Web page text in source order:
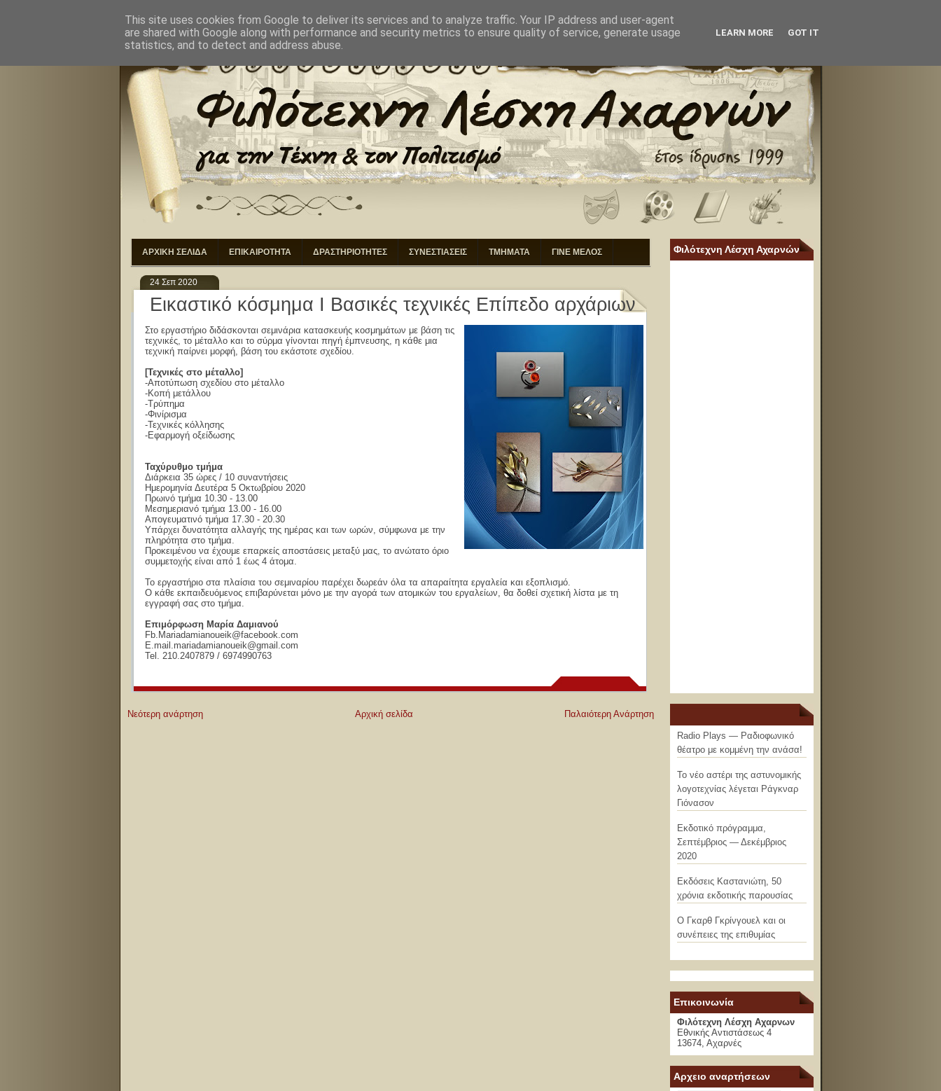
ΑΡΧΙΚΗ ΣΚΟΠΟΙ ΔΙΟΙΚΗΣΗ ΕΠΙΚΟΙΝΩΝΙΑ
ΑΡΧΙΚΗ ΣΕΛΙΔΑ ΕΠΙΚΑΙΡΟΤΗΤΑ ΔΡΑΣΤΗΡΙΟΤΗΤΕΣ ΣΥΝΕΣΤΙΑΣΕΙΣ ΤΜΗΜΑΤΑ ΓΙΝΕ ΜΕΛΟΣ
24 Σεπ 2020
Εικαστικό κόσμημα I Βασικές τεχνικές Επίπεδο αρχάριων
Στο εργαστήριο διδάσκονται σεμινάρια κατασκευής κοσμημάτων με βάση τις
τεχνικές, το μέταλλο και το σύρμα γίνονται πηγή έμπνευσης, η κάθε μια
τεχνική παίρνει μορφή, βάση του εκάστοτε σχεδίου.
[Τεχνικές στο μέταλλο]
-Αποτύπωση σχεδίου στο μέταλλο
-Κοπή μετάλλου
-Τρύπημα
-Φινίρισμα
-Τεχνικές κόλλησης
-Εφαρμογή οξείδωσης
Ταχύρυθμο τμήμα
Διάρκεια 35 ώρες / 10 συναντήσεις
Ημερομηνία Δευτέρα 5 Οκτωβρίου 2020
Πρωινό τμήμα 10.30 - 13.00
Μεσημεριανό τμήμα 13.00 - 16.00
Απογευματινό τμήμα 17.30 - 20.30
Υπάρχει δυνατότητα αλλαγής της ημέρας και των ωρών, σύμφωνα με την
πληρότητα στο τμήμα.
Προκειμένου να έχουμε επαρκείς αποστάσεις μεταξύ μας, το ανώτατο όριο
συμμετοχής είναι από 1 έως 4 άτομα.
Το εργαστήριο στα πλαίσια του σεμιναρίου παρέχει δωρεάν όλα τα απαραίτητα εργαλεία και εξοπλισμό.
Ο κάθε εκπαιδευόμενος επιβαρύνεται μόνο με την αγορά των ατομικών του εργαλείων, θα δοθεί σχετική λίστα με τη
εγγραφή σας στο τμήμα.
Επιμόρφωση Μαρία Δαμιανού
Fb.Mariadamianoueik@facebook.com
E.mail.mariadamianoueik@gmail.com
Tel. 210.2407879 / 6974990763
Νεότερη ανάρτηση Παλαιότερη Ανάρτηση
Αρχική σελίδα
Φιλότεχνη Λέσχη Αχαρνών
Radio Plays — Ραδιοφωνικό
θέατρο με κομμένη την ανάσα!
Το νέο αστέρι της αστυνομικής
λογοτεχνίας λέγεται Ράγκναρ
Γιόνασον
Εκδοτικό πρόγραμμα,
Σεπτέμβριος — Δεκέμβριος
2020
Εκδόσεις Καστανιώτη, 50
χρόνια εκδοτικής παρουσίας
Ο Γκαρθ Γκρίνγουελ και οι
συνέπειες της επιθυμίας
Επικοινωνία
Φιλότεχνη Λέσχη Αχαρνων
Εθνικής Αντιστάσεως 4
13674, Αχαρνές
Αρχειο αναρτήσεων
This site uses cookies from Google to deliver its services and to analyze traffic. Your IP address and user-agent
are shared with Google along with performance and security metrics to ensure quality of service, generate usage
statistics, and to detect and address abuse.
LEARN MORE GOT IT